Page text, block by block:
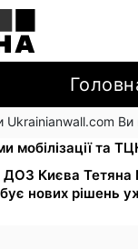
СЗЧ, мільйони в
мобілізації та
Києва Тетяна
нових рішень